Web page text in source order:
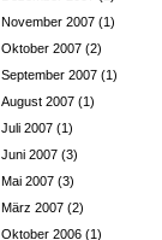
November 2007(1)
Oktober 2007(2)
September 2007(1)
August 2007(1)
Juli 2007(1)
Juni 2007(3)
Mai 2007(3)
März 2007(2)
Oktober 2006(1)